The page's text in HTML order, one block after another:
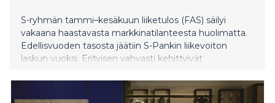
S-ryhmän tammi–kesäkuun liiketulos (FAS) säilyi
vakaana haastavasta markkinatilanteesta huolimatta.
Edellisvuoden tasosta jäätiin S-Pankin liikevoiton
laskun vuoksi. Erityisen vahvasti kehittyivät
alkuvuonna edelleen muuta markkinaa paremmin, ja
bonuksia maksettiin asiakasomistajille ennätysmäärä.